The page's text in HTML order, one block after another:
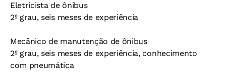
Eletricista de ônibus
2º grau, seis meses de experiência
Mecânico de manutenção de ônibus
2º grau, seis meses de experiência, conhecimento
com pneumática